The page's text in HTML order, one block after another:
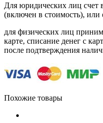
Для юридических лиц счет
(включен в стоимость),
для физических лиц
карте, списание денег с
после подтверждения
Похожие товары